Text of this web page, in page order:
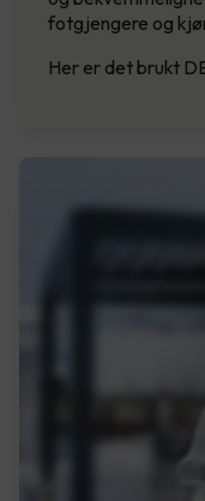
fotgjengere og
Her er det brukt